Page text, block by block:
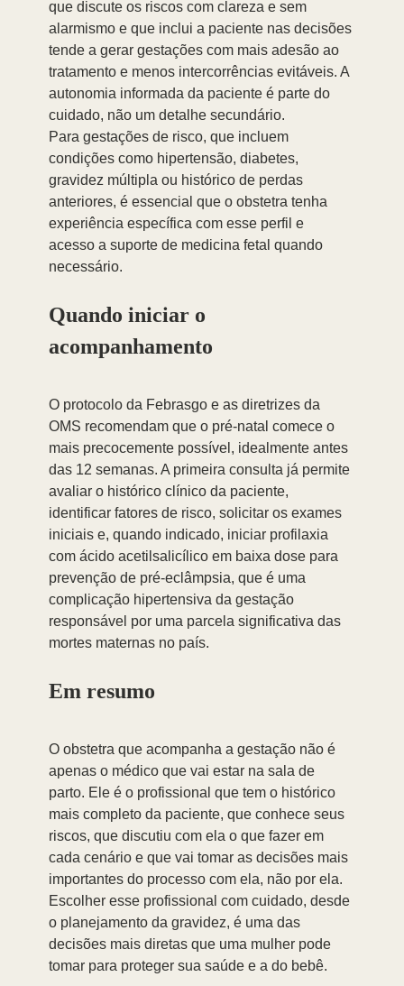
que discute os riscos com clareza e sem
alarmismo e que inclui a paciente nas decisões
tende a gerar gestações com mais adesão ao
tratamento e menos intercorrências evitáveis. A
autonomia informada da paciente é parte do
cuidado, não um detalhe secundário.
Para gestações de risco, que incluem
condições como hipertensão, diabetes,
gravidez múltipla ou histórico de perdas
anteriores, é essencial que o obstetra tenha
experiência específica com esse perfil e
acesso a suporte de medicina fetal quando
necessário.
Quando iniciar o
acompanhamento
O protocolo da Febrasgo e as diretrizes da
OMS recomendam que o pré-natal comece o
mais precocemente possível, idealmente antes
das 12 semanas. A primeira consulta já permite
avaliar o histórico clínico da paciente,
identificar fatores de risco, solicitar os exames
iniciais e, quando indicado, iniciar profilaxia
com ácido acetilsalicílico em baixa dose para
prevenção de pré-eclâmpsia, que é uma
complicação hipertensiva da gestação
responsável por uma parcela significativa das
mortes maternas no país.
Em resumo
O obstetra que acompanha a gestação não é
apenas o médico que vai estar na sala de
parto. Ele é o profissional que tem o histórico
mais completo da paciente, que conhece seus
riscos, que discutiu com ela o que fazer em
cada cenário e que vai tomar as decisões mais
importantes do processo com ela, não por ela.
Escolher esse profissional com cuidado, desde
o planejamento da gravidez, é uma das
decisões mais diretas que uma mulher pode
tomar para proteger sua saúde e a do bebê.